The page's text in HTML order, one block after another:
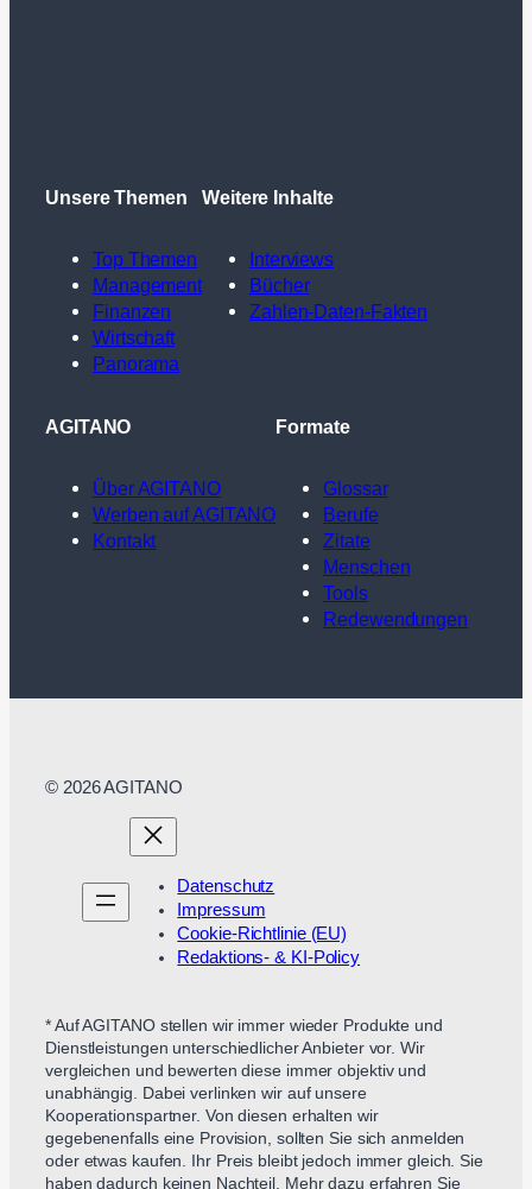
Unsere Themen
Top Themen
Management
Finanzen
Wirtschaft
Panorama
Weitere Inhalte
Interviews
Bücher
Zahlen-Daten-Fakten
AGITANO
Über AGITANO
Werben auf AGITANO
Kontakt
Formate
Glossar
Berufe
Zitate
Menschen
Tools
Redewendungen
© 2026 AGITANO
Datenschutz
Impressum
Cookie-Richtlinie (EU)
Redaktions- & KI-Policy
* Auf AGITANO stellen wir immer wieder Produkte und
Dienstleistungen unterschiedlicher Anbieter vor. Wir
vergleichen und bewerten diese immer objektiv und
unabhängig. Dabei verlinken wir auf unsere
Kooperationspartner. Von diesen erhalten wir
gegebenenfalls eine Provision, sollten Sie sich anmelden
oder etwas kaufen. Ihr Preis bleibt jedoch immer gleich. Sie
haben dadurch keinen Nachteil. Mehr dazu erfahren Sie